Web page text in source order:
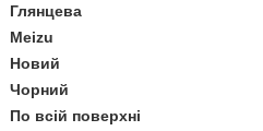
Глянцева
Meizu
Новий
Чорний
По всій поверхні